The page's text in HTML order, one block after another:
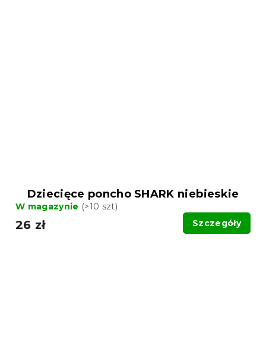
Dziecięce poncho SHARK niebieskie
W magazynie (>10 szt)
26 zł Szczegóły